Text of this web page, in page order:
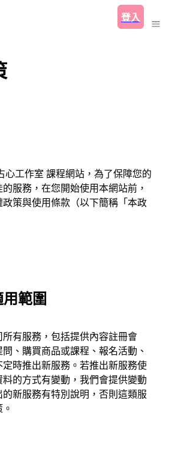
登入
心工作室 課程網站，為了保障您的
服務，在您開始使用本網站前，
策與使用條款（以下簡稱「本政
範圍
有服務，包括提供內容註冊會
、購買商品或課程、報名活動、
時推出新服務。若推出新服務使
的方式有變動，我們會提供變動
新服務有特別說明，否則這類服